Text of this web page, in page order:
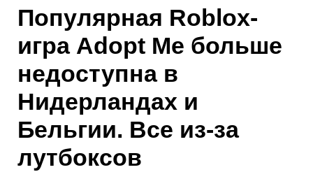
Популярная Roblox-
игра Adopt Me больше
недоступна в
Нидерландах и
Бельгии. Все из-за
лутбоксов